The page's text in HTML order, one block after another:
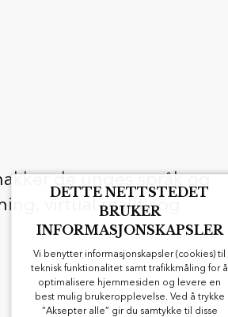
de unges språk og
virtual reality og
DETTE NETTSTEDET
BRUKER
INFORMASJONSKAPSLER
Vi benytter informasjonskapsler (cookies) til
teknisk funktionalitet samt trafikkmåling for å
optimalisere hjemmesiden og levere en
best mulig brukeropplevelse. Ved å trykke
”Aksepter alle” gir du samtykke til disse